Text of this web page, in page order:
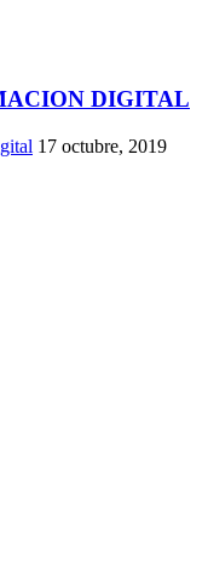
DIGITAL
17 octubre, 2019